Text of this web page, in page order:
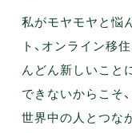
私がモヤモヤと悩
ト、オンライン移
んどん新しいこと
できないからこそ
世界中の人とつな